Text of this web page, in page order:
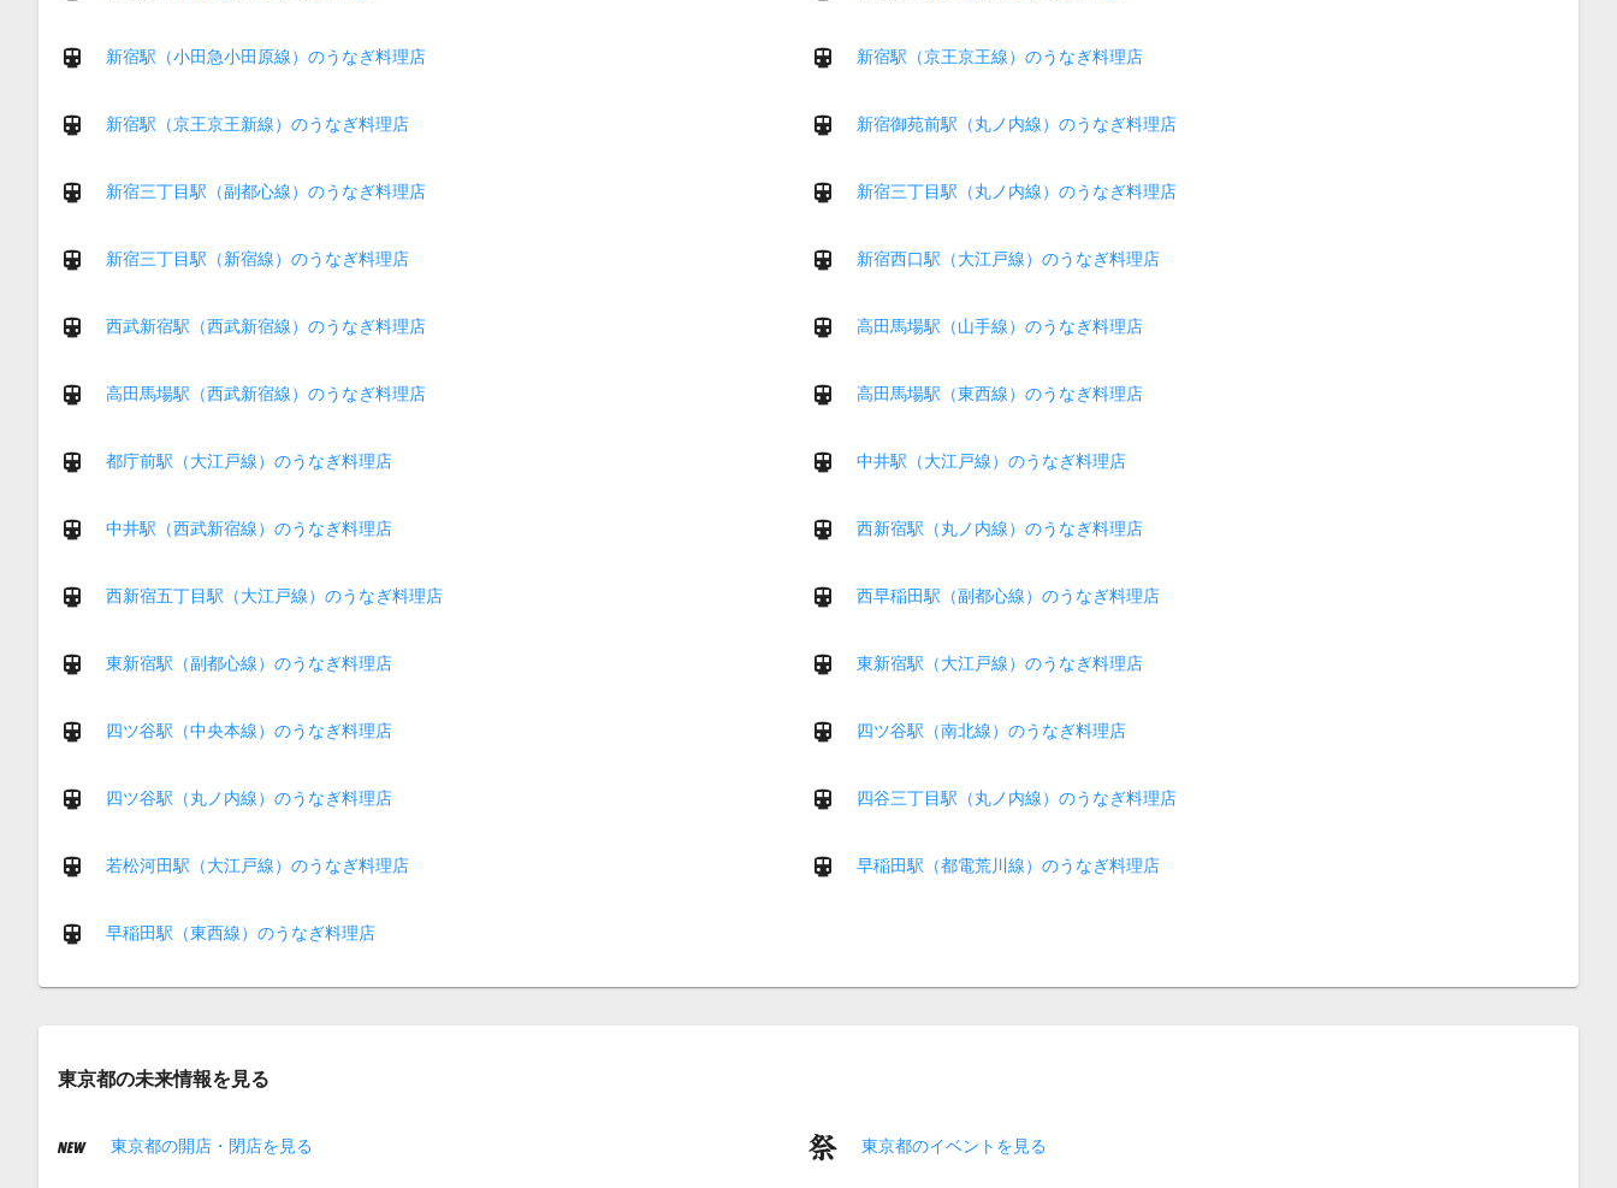
新宿駅（小田急小田原線）のうなぎ料理店 新宿駅（京王京王線）のうなぎ料理店
新宿駅（京王京王新線）のうなぎ料理店 新宿御苑前駅（丸ノ内線）のうなぎ料理店
新宿三丁目駅（副都心線）のうなぎ料理店 新宿三丁目駅（丸ノ内線）のうなぎ料理店
新宿三丁目駅（新宿線）のうなぎ料理店 新宿西口駅（大江戸線）のうなぎ料理店
西武新宿駅（西武新宿線）のうなぎ料理店 高田馬場駅（山手線）のうなぎ料理店
高田馬場駅（西武新宿線）のうなぎ料理店 高田馬場駅（東西線）のうなぎ料理店
都庁前駅（大江戸線）のうなぎ料理店 中井駅（大江戸線）のうなぎ料理店
中井駅（西武新宿線）のうなぎ料理店 西新宿駅（丸ノ内線）のうなぎ料理店
西新宿五丁目駅（大江戸線）のうなぎ料理店 西早稲田駅（副都心線）のうなぎ料理店
東新宿駅（副都心線）のうなぎ料理店 東新宿駅（大江戸線）のうなぎ料理店
四ツ谷駅（中央本線）のうなぎ料理店 四ツ谷駅（南北線）のうなぎ料理店
四ツ谷駅（丸ノ内線）のうなぎ料理店 四谷三丁目駅（丸ノ内線）のうなぎ料理店
若松河田駅（大江戸線）のうなぎ料理店 早稲田駅（都電荒川線）のうなぎ料理店
早稲田駅（東西線）のうなぎ料理店
東京都の未来情報を見る
東京都の開店・閉店を見る 東京都のイベントを見る